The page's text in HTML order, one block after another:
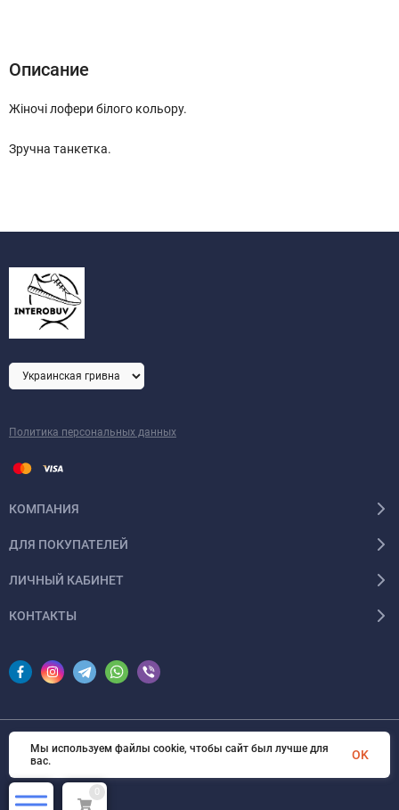
Описание
Жіночі лофери білого кольору.
Зручна танкетка.
Политика персональных данных
КОМПАНИЯ
ДЛЯ ПОКУПАТЕЛЕЙ
ЛИЧНЫЙ КАБИНЕТ
КОНТАКТЫ
© 2026 InSale. Все права защищены
0
Мы используем файлы cookie, чтобы сайт был лучше для
вас.
OK